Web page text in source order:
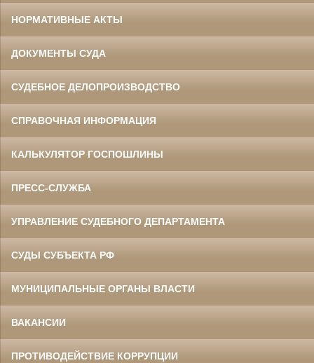
НОРМАТИВНЫЕ АКТЫ
ДОКУМЕНТЫ СУДА
СУДЕБНОЕ ДЕЛОПРОИЗВОДСТВО
СПРАВОЧНАЯ ИНФОРМАЦИЯ
КАЛЬКУЛЯТОР ГОСПОШЛИНЫ
ПРЕСС-СЛУЖБА
УПРАВЛЕНИЕ СУДЕБНОГО ДЕПАРТАМЕНТА
СУДЫ СУБЪЕКТА РФ
МУНИЦИПАЛЬНЫЕ ОРГАНЫ ВЛАСТИ
ВАКАНСИИ
ПРОТИВОДЕЙСТВИЕ КОРРУПЦИИ